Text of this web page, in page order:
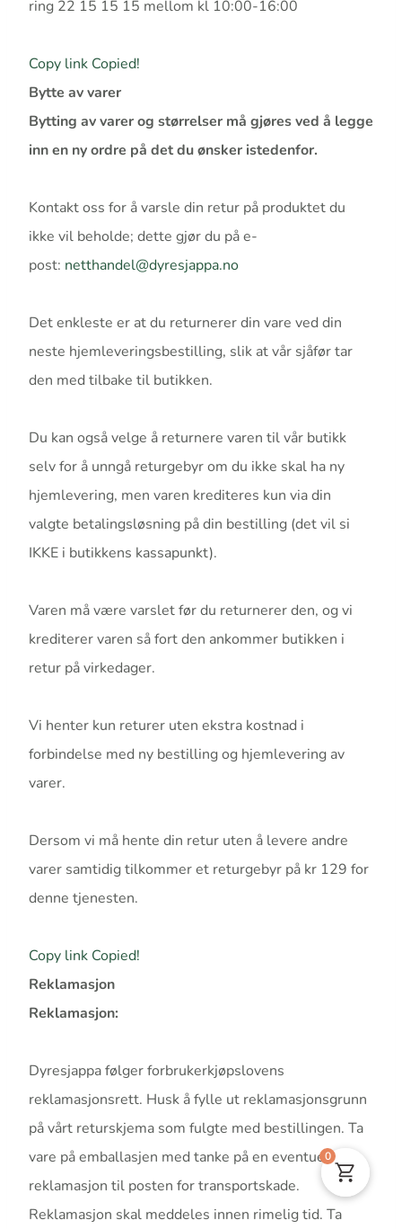
ring 22 15 15 15 mellom kl 10:00-16:00
Copy link Copied!
Bytte av varer
Bytting av varer og størrelser må gjøres ved å legge
inn en ny ordre på det du ønsker istedenfor.
Kontakt oss for å varsle din retur på produktet du
ikke vil beholde; dette gjør du på e-
post: netthandel@dyresjappa.no
Det enkleste er at du returnerer din vare ved din
neste hjemleveringsbestilling, slik at vår sjåfør tar
den med tilbake til butikken.
Du kan også velge å returnere varen til vår butikk
selv for å unngå returgebyr om du ikke skal ha ny
hjemlevering, men varen krediteres kun via din
valgte betalingsløsning på din bestilling (det vil si
IKKE i butikkens kassapunkt).
Varen må være varslet før du returnerer den, og vi
krediterer varen så fort den ankommer butikken i
retur på virkedager.
Vi henter kun returer uten ekstra kostnad i
forbindelse med ny bestilling og hjemlevering av
varer.
Dersom vi må hente din retur uten å levere andre
varer samtidig tilkommer et returgebyr på kr 129 for
denne tjenesten.
Copy link Copied!
Reklamasjon
Reklamasjon:
Dyresjappa følger forbrukerkjøpslovens
reklamasjonsrett. Husk å fylle ut reklamasjonsgrunn
på vårt returskjema som fulgte med bestillingen. Ta
vare på emballasjen med tanke på en eventuell
reklamasjon til posten for transportskade.
Reklamasjon skal meddeles innen rimelig tid. Ta
0